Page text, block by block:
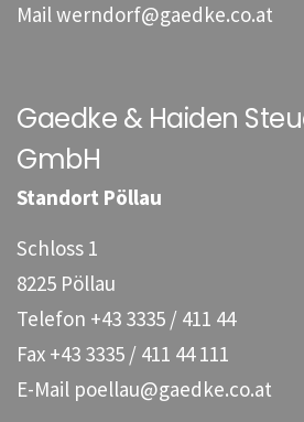
Mailwerndorf@gaedke.co.at
Gaedke & Haiden
GmbH
Standort Pöllau
Schloss 1
8225 Pöllau
Telefon +43 3335 / 411 44
Fax +43 3335 / 411 44 111
E-Mail poellau@gaedke.co.at